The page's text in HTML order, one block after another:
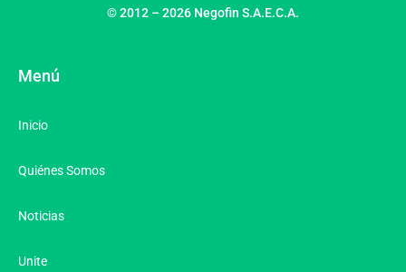
© 2012 – 2026 Negofin S.A.E.C.A.
Menú
Inicio
Quiénes Somos
Noticias
Unite